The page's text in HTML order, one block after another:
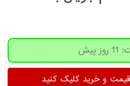
و خرید کلیک کنید